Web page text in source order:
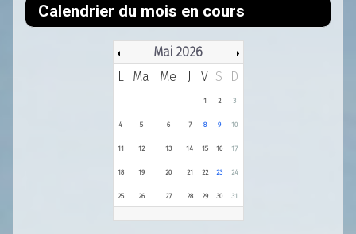
Calendrier du mois en cours
Mai 2026
L
Ma Me J V S D
1 2 3
4 5 6 7 8 9 10
11 12 13 14 15 16 17
18 19 20 21 22 23 24
25 26 27 28 29 30 31